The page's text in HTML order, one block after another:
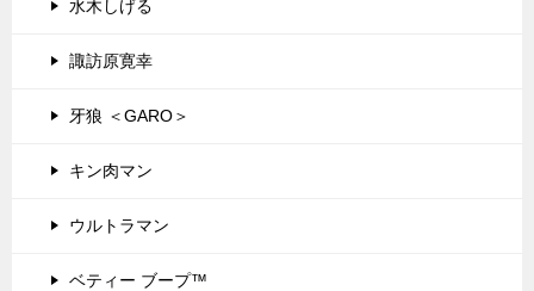
水木しげる
諏訪原寛幸
牙狼 ＜GARO＞
キン肉マン
ウルトラマン
ベティー ブープ™